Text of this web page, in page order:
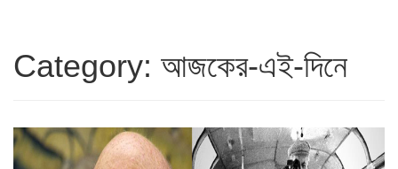
Category: আজকের-এই-দিনে